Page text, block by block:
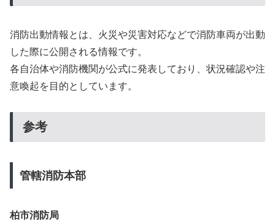
消防出動情報とは、火災や災害対応などで消防車両が出動
した際に公開される情報です。
各自治体や消防機関が公式に発表しており、状況確認や注
意喚起を目的としています。
参考
管轄消防本部
柏市消防局